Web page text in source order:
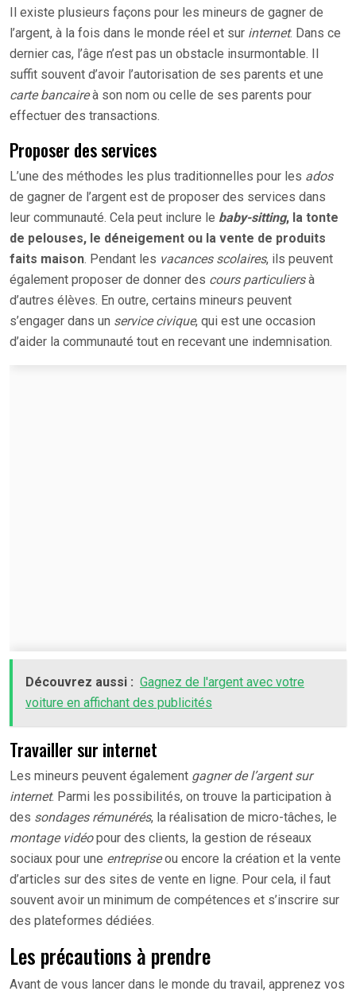
Il existe plusieurs façons pour les mineurs de gagner de
l’argent, à la fois dans le monde réel et sur internet. Dans ce
dernier cas, l’âge n’est pas un obstacle insurmontable. Il
suffit souvent d’avoir l’autorisation de ses parents et une
carte bancaireà son nom ou celle de ses parents pour
effectuer des transactions.
Proposer des services
L’une des méthodes les plus traditionnelles pour les ados
de gagner de l’argent est de proposer des services dans
leur communauté. Cela peut inclure le baby-sitting, la tonte
de pelouses, le déneigement ou la vente de produits
faits maison. Pendant les vacances scolaires, ils peuvent
également proposer de donner des cours particuliersà
d’autres élèves. En outre, certains mineurs peuvent
s’engager dans un service civique, qui est une occasion
d’aider la communauté tout en recevant une indemnisation.
Découvrez aussi : Gagnez de l'argent avec votre
voiture en affichant des publicités
Travailler sur internet
Les mineurs peuvent également gagner de l’argent sur
internet. Parmi les possibilités, on trouve la participation à
des sondages rémunérés, la réalisation de micro-tâches, le
montage vidéopour des clients, la gestion de réseaux
sociaux pour une entrepriseou encore la création et la vente
d’articles sur des sites de vente en ligne. Pour cela, il faut
souvent avoir un minimum de compétences et s’inscrire sur
des plateformes dédiées.
Les précautions à prendre
Avant de vous lancer dans le monde du travail, apprenez vos